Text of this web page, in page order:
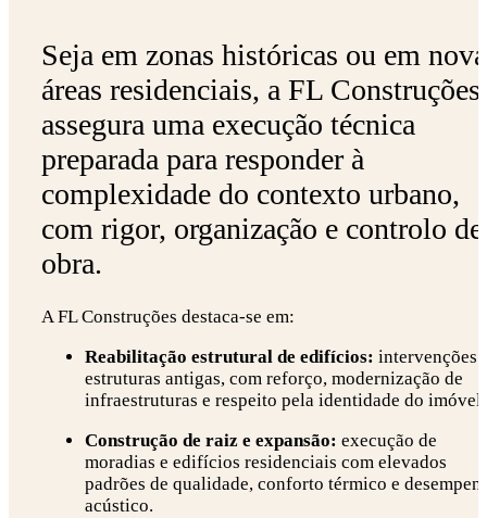
Seja em zonas históricas ou em
áreas residenciais, a FL Construções
assegura uma execução técnica
preparada para responder à
complexidade do contexto urbano,
com rigor, organização e controlo de
obra.
A FL Construções destaca-se em:
Reabilitação estrutural de edifícios: intervenções
estruturas antigas, com reforço, modernização de
infraestruturas e respeito pela identidade do imóvel.
Construção de raiz e expansão: execução de
moradias e edifícios residenciais com elevados
padrões de qualidade, conforto térmico e
acústico.